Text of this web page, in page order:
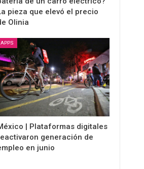
pieza que elevó el precio
Olinia
APPS
| Plataformas digitales
generación de
en junio